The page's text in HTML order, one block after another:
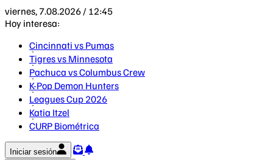
viernes, 7.08.2026 / 12:45
Hoy interesa:
Cincinnati vs Pumas
Tigres vs Minnesota
Pachuca vs Columbus Crew
K-Pop Demon Hunters
Leagues Cup 2026
Katia Itzel
CURP Biométrica
Iniciar sesión